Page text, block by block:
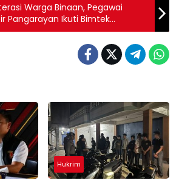
Warga Binaan, Pegawai
Pangarayan Ikuti Bimtek
se-Rohul
Hukrim